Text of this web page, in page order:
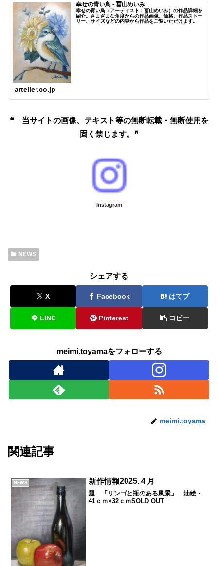
幸せの青い鳥 - 冨山めいみ
幸せの青い鳥（アーティスト：冨山めいみ）の作品詳細を
紹介。さまざまな角度からの作品画像、価格、作品ストー
リー、サイズなどの内容から作品をご覧いただけます。
artelier.co.jp
❝ 当サイトの画像、テキスト等の無断転載・無断使用を
固く禁じます。❞
Instagram
NEWS
シェアする
X Facebook はてブ
LINE Pinterest コピー
meimi.toyamaをフォローする
meimi.toyama
関連記事
NEWS 新作情報2025.４月
題 「リンゴと瓶のある風景」 油絵・
41ｃｍ×32ｃｍSOLD OUT